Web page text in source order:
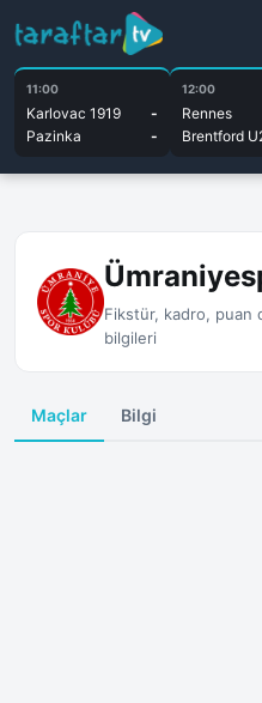
11:00
Karlovac 1919
-
Pazinka
-
12:00
Rennes
Brentford
Fikstür, kadro, puan
bilgileri
Maçlar Bilgi